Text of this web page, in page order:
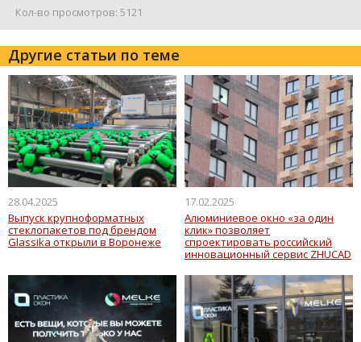
Кол-во просмотров: 5121
Другие статьи по теме
28.04.2025
Выпуск крупноформатных
стеклопакетов под брендом
Glassika открыли в Воронеже
17.02.2025
Алюминиевое окно «за один
клик» позволяет
спроектировать российский
инновационный сервис ZHUCAD